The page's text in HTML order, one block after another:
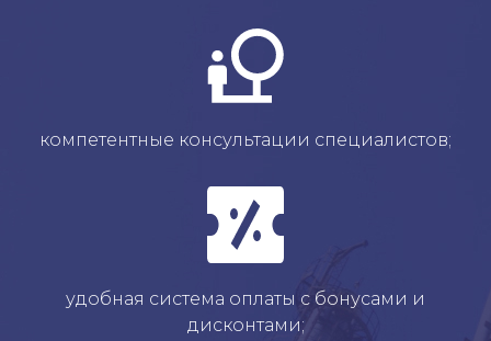
компетентные консультации специалистов;
удобная система оплаты с бонусами и
дисконтами;